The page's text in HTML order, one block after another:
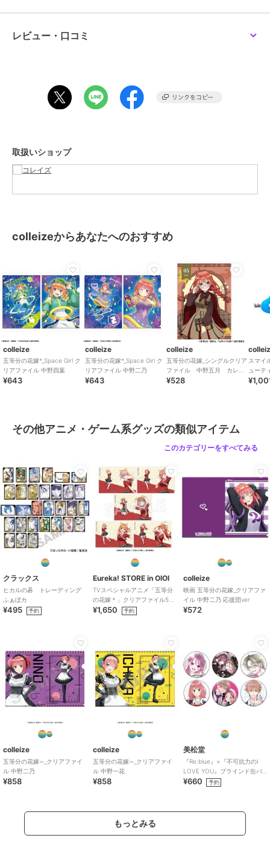
レビュー・口コミ
取扱いショップ
colleizeからあなたへのおすすめ
colleize
五等分の花嫁*_Space Girl ク
リアファイル 中野四葉
¥643
colleize
五等分の花嫁*_Space Girl ク
リアファイル 中野二乃
¥643
colleize
五等分の花嫁_シングルクリア
ファイル 中野五月 カレッ
ジスタイル
¥528
スマイ
ューテ
リップ
その他アニメ・ゲーム系グッズの類似アイテム
このカテゴリーをすべてみる
クラックス
ヒカルの碁 トレーディング
ふぁぼカ
¥495 予約
Eureka! STORE in OIOI
TVスペシャルアニメ「五等分
の花嫁＊」クリアファイル5種
セット
¥1,650 予約
colleize
映画 五等分の花嫁_クリアファ
イル 中野二乃 応援団ver
¥572
colleize
五等分の花嫁∽_クリアファイ
ル 中野二乃
¥858
colleize
五等分の花嫁∽_クリアファイ
ル 中野一花
¥858
美松堂
『Re:blue』×『不可抗力のI
LOVE YOU』ブラインド缶バ
ッジ（全6種）
¥660 予約
もっとみる